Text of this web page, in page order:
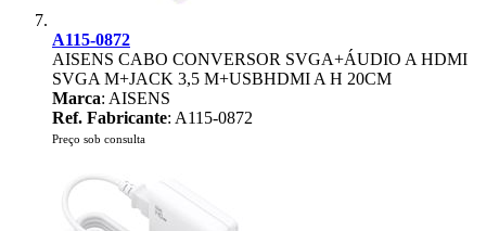
A115-0872
AISENS CABO CONVERSOR SVGA+ÁUDIO A HDMI
SVGA M+JACK 3,5 M+USBHDMI A H 20CM
Marca: AISENS
Ref. Fabricante: A115-0872
Preço sob consulta